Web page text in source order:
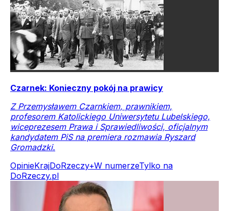
Czarnek: Konieczny pokój na prawicy
Z Przemysławem Czarnkiem, prawnikiem,
profesorem Katolickiego Uniwersytetu Lubelskiego,
wiceprezesem Prawa i Sprawiedliwości, oficjalnym
kandydatem PiS na premiera rozmawia Ryszard
Gromadzki.
OpinieKrajDoRzeczy+W numerzeTylko na
DoRzeczy.pl